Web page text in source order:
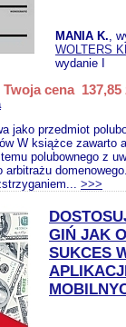
MANIA K.,
WOLTERS
wydanie I
Twoja cena 137,85
jako przedmiot
W książce zawarto
polubownego z
>>>
GIŃ JAK
SUKCES